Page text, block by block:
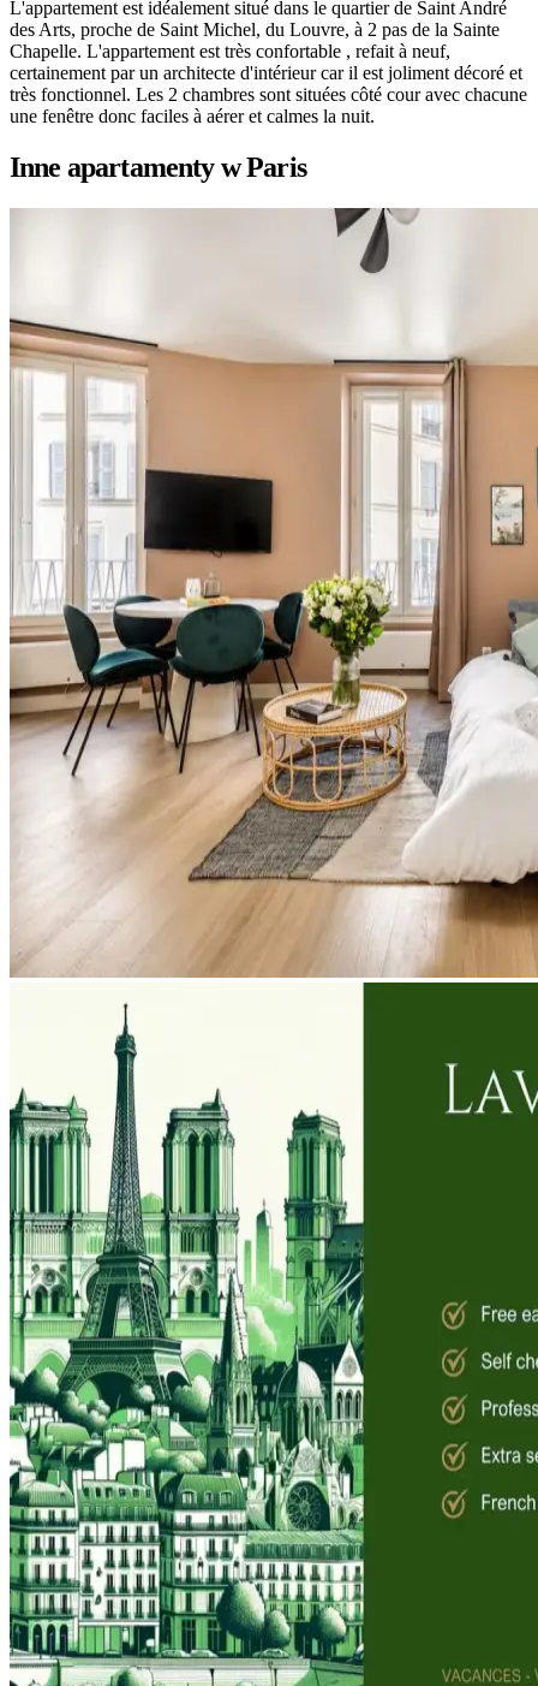
L'appartement est idéalement situé dans le quartier de Saint André
des Arts, proche de Saint Michel, du Louvre, à 2 pas de la Sainte
Chapelle. L'appartement est très confortable , refait à neuf,
certainement par un architecte d'intérieur car il est joliment décoré et
très fonctionnel. Les 2 chambres sont situées côté cour avec chacune
une fenêtre donc faciles à aérer et calmes la nuit.
Inne apartamenty w Paris